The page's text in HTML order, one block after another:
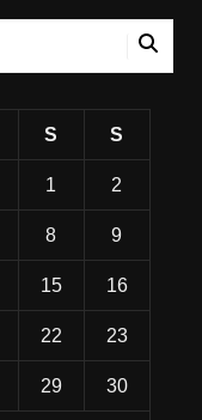
S S
1 2
8 9
15 16
22 23
29 30